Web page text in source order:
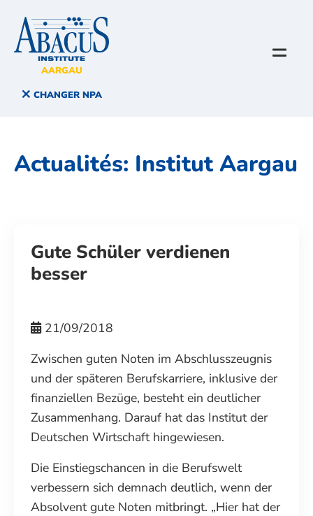
AARGAU
CHANGER NPA
Actualités: Institut Aargau
Gute Schüler verdienen
besser
21/09/2018
Zwischen guten Noten im Abschlusszeugnis
und der späteren Berufskarriere, inklusive der
finanziellen Bezüge, besteht ein deutlicher
Zusammenhang. Darauf hat das Institut der
Deutschen Wirtschaft hingewiesen.
Die Einstiegschancen in die Berufswelt
verbessern sich demnach deutlich, wenn der
Absolvent gute Noten mitbringt. „Hier hat der